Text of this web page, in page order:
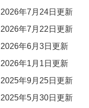
2026年7月24日更新
2026年7月22日更新
2026年6月3日更新
2026年1月1日更新
2025年9月25日更新
2025年5月30日更新